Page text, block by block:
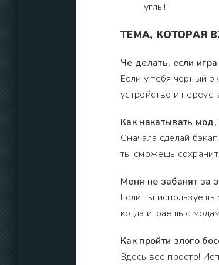
углы!
ТЕМА, КОТОРАЯ
Че делать, если
Если у тебя черный
устройство и
Как накатывать мод,
Сначала сделай
ты сможешь
Меня не забанят за
Если ты
когда играешь с
Как пройти злого
Здесь все просто!